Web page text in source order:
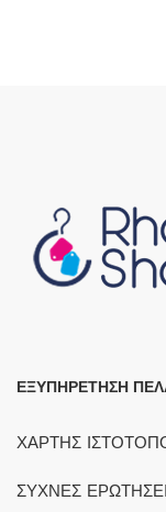
ΕΞΥΠΗΡΕΤΗΣΗ
ΧΑΡΤΗΣ
ΣΥΧΝΕΣ